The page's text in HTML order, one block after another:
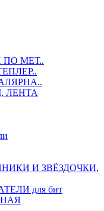
МЕТ..
ЛЕНТА
И ЗВЁЗДОЧКИ,
для бит